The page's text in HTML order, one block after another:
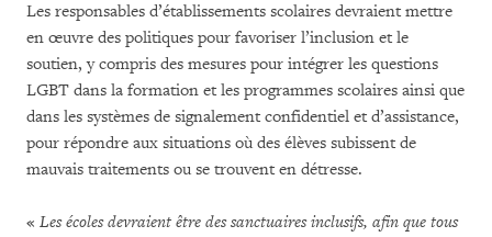
Les responsables d’établissements scolaires devraient mettre
en œuvre des politiques pour favoriser l’inclusion et le
soutien, y compris des mesures pour intégrer les questions
LGBT dans la formation et les programmes scolaires ainsi que
dans les systèmes de signalement confidentiel et d’assistance,
pour répondre aux situations où des élèves subissent de
mauvais traitements ou se trouvent en détresse.
« Les écoles devraient être des sanctuaires inclusifs, afin que tous